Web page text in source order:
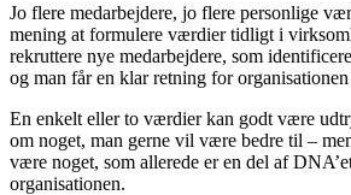
Jo flere medarbejdere, jo flere personlige
mening at formulere værdier tidligt i
rekruttere nye medarbejdere, som
og man får en klar retning for
En enkelt eller to værdier kan godt være
om noget, man gerne vil være bedre til –
være noget, som allerede er en del af
organisationen.